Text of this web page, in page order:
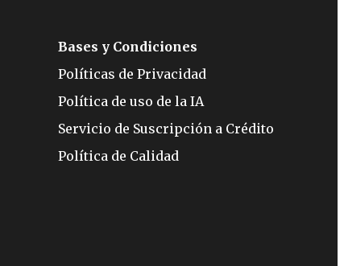
Bases y Condiciones
Políticas de Privacidad
Política de uso de la IA
Servicio de Suscripción a Crédito
Política de Calidad